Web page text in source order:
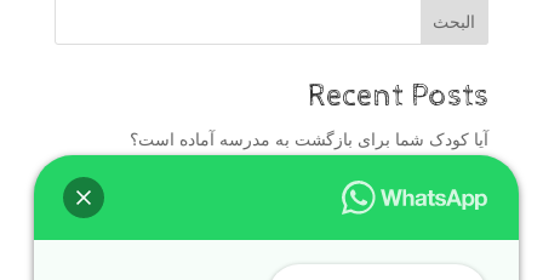
البحث
Recent Posts
آیا کودک شما برای بازگشت به مدرسه آماده است؟
دليل الأهالي قبل بداية العام الدراسي
برنامه بازگشت به مدرسه برای تقویت زبان انگلیسی کودکان
در دبی